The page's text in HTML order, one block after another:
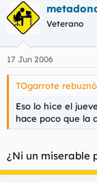
Veterano
17 Jun 2006
TOgarrote
Eso lo hice el
hace poco que la
¿Ni un miserable